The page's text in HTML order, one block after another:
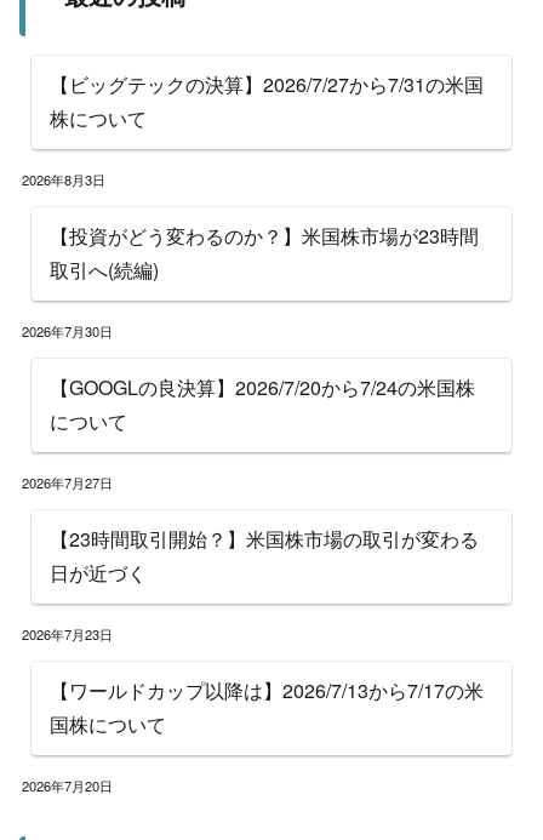
【ビッグテックの決算】2026/7/27から7/31の米国
株について
2026年8月3日
【投資がどう変わるのか？】米国株市場が23時間
取引へ(続編)
2026年7月30日
【GOOGLの良決算】2026/7/20から7/24の米国株
について
2026年7月27日
【23時間取引開始？】米国株市場の取引が変わる
日が近づく
2026年7月23日
【ワールドカップ以降は】2026/7/13から7/17の米
国株について
2026年7月20日